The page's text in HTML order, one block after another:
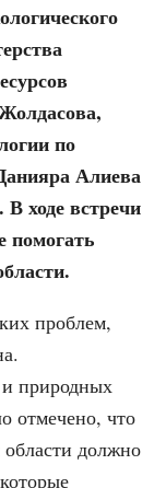
по
Алиева
ходе встречи
помогать
проблем,
природных
отмечено, что
должно